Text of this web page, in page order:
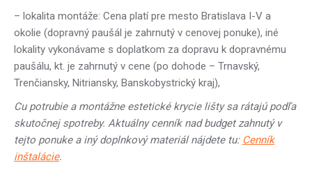
– lokalita montáže: Cena platí pre mesto Bratislava I-V a
okolie (dopravný paušál je zahrnutý v cenovej ponuke), iné
lokality vykonávame s doplatkom za dopravu k dopravnému
paušálu, kt. je zahrnutý v cene (po dohode – Trnavský,
Trenčiansky, Nitriansky, Banskobystrický kraj),
Cu potrubie a montážne estetické krycie lišty sa rátajú podľa
skutočnej spotreby. Aktuálny cenník nad budget zahnutý v
tejto ponuke a iný doplnkový materiál nájdete tu: Cenník
inštalácie.